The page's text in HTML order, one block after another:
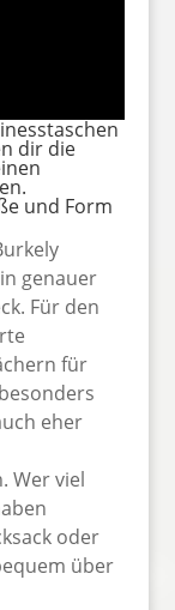
dir die
und Form
genauer
Für den
für
eher
Wer viel
oder
über